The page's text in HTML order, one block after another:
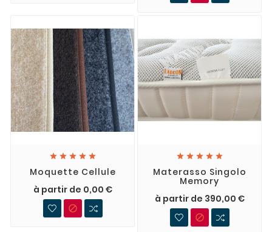
    
Moquette Cellule
à partir de 0,00 €

    
Materasso Singolo
Memory
à partir de 390,00 €
